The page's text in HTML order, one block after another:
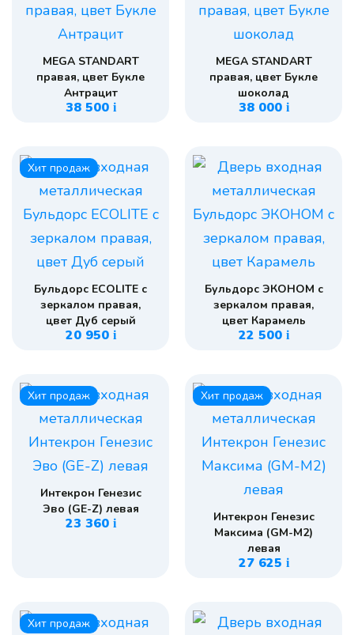
MEGA STANDART
правая, цвет Букле
Антрацит
38 500 i
MEGA STANDART
правая, цвет Букле
шоколад
38 000 i
Хит продаж
Бульдорс ECOLITE с
зеркалом правая,
цвет Дуб серый
20 950 i
Бульдорс ЭКОНОМ с
зеркалом правая,
цвет Карамель
22 500 i
Хит продаж
Интекрон Генезис
Эво (GE-Z) левая
23 360 i
Хит продаж
Интекрон Генезис
Максима (GM-M2)
левая
27 625 i
Хит продаж